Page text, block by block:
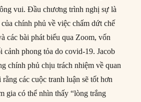
vui. Đầu chương trình nghị sự là
chính phủ về việc chấm dứt chế
các bài phát biểu qua Zoom, vốn
cảnh phong tỏa do covid-19. Jacob
chính phủ chịu trách nhiệm về quan
các cuộc tranh luận sẽ tốt hơn
gia có thể nhìn thấy “lòng trắng